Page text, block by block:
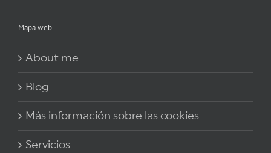
Mapa web
About me
Blog
Más información sobre las cookies
Servicios